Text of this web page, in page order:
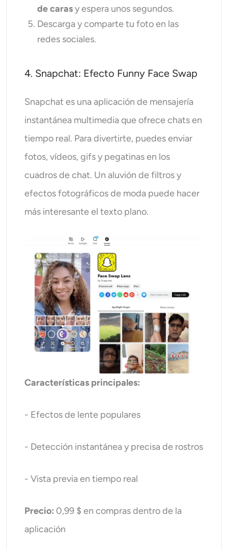
de carasy espera unos segundos.
Descarga y comparte tu foto en las
redes sociales.
4. Snapchat: Efecto Funny Face Swap
Snapchat es una aplicación de mensajería
instantánea multimedia que ofrece chats en
tiempo real. Para divertirte, puedes enviar
fotos, vídeos, gifs y pegatinas en los
cuadros de chat. Un aluvión de filtros y
efectos fotográficos de moda puede hacer
más interesante el texto plano.
Características principales:
- Efectos de lente populares
- Detección instantánea y precisa de rostros
- Vista previa en tiempo real
Precio: 0,99 $ en compras dentro de la
aplicación